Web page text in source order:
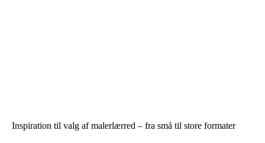
Inspiration til valg af malerlærred – fra små til store formater